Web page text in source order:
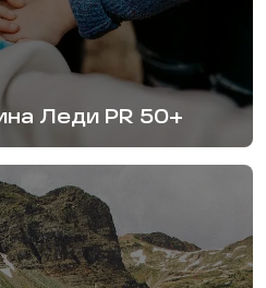
Леди PR 50+